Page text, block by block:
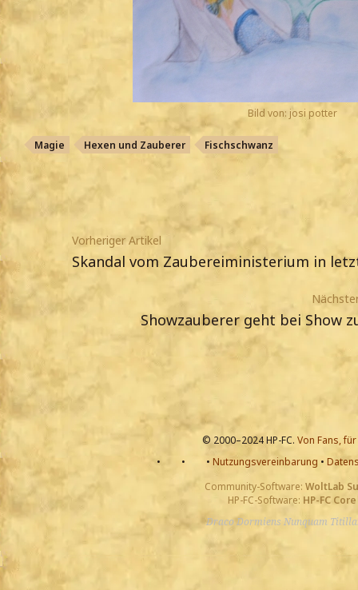
Bild von: josi potter
Magie Hexen und Zauberer Fischschwanz
Vorheriger Artikel
Skandal vom Zaubereiministerium in
Showzauberer geht bei Show
© 2000–2024 HP-FC. Von Fans,
•
• • Nutzungsvereinbarung •
Community-Software: WoltLab
HP-FC-Software: HP-FC Core
Draco Dormiens Nunquam